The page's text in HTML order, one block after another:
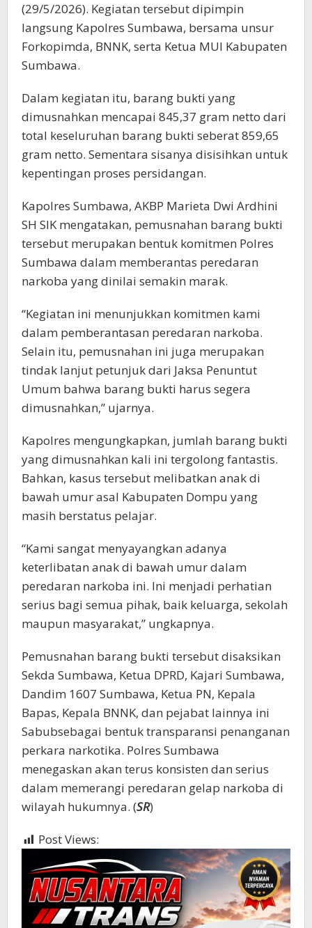
(29/5/2026). Kegiatan tersebut dipimpin
langsung Kapolres Sumbawa, bersama unsur
Forkopimda, BNNK, serta Ketua MUI Kabupaten
Sumbawa.
Dalam kegiatan itu, barang bukti yang
dimusnahkan mencapai 845,37 gram netto dari
total keseluruhan barang bukti seberat 859,65
gram netto. Sementara sisanya disisihkan untuk
kepentingan proses persidangan.
Kapolres Sumbawa, AKBP Marieta Dwi Ardhini
SH SIK mengatakan, pemusnahan barang bukti
tersebut merupakan bentuk komitmen Polres
Sumbawa dalam memberantas peredaran
narkoba yang dinilai semakin marak.
“Kegiatan ini menunjukkan komitmen kami
dalam pemberantasan peredaran narkoba.
Selain itu, pemusnahan ini juga merupakan
tindak lanjut petunjuk dari Jaksa Penuntut
Umum bahwa barang bukti harus segera
dimusnahkan,” ujarnya.
Kapolres mengungkapkan, jumlah barang bukti
yang dimusnahkan kali ini tergolong fantastis.
Bahkan, kasus tersebut melibatkan anak di
bawah umur asal Kabupaten Dompu yang
masih berstatus pelajar.
“Kami sangat menyayangkan adanya
keterlibatan anak di bawah umur dalam
peredaran narkoba ini. Ini menjadi perhatian
serius bagi semua pihak, baik keluarga, sekolah
maupun masyarakat,” ungkapnya.
Pemusnahan barang bukti tersebut disaksikan
Sekda Sumbawa, Ketua DPRD, Kajari Sumbawa,
Dandim 1607 Sumbawa, Ketua PN, Kepala
Bapas, Kepala BNNK, dan pejabat lainnya ini
Sabubsebagai bentuk transparansi penanganan
perkara narkotika. Polres Sumbawa
menegaskan akan terus konsisten dan serius
dalam memerangi peredaran gelap narkoba di
wilayah hukumnya. (SR)
Post Views: